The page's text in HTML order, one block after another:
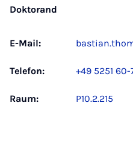
Doktorand
E-Mail:
Telefon: +49 5251
Raum: P10.2.215